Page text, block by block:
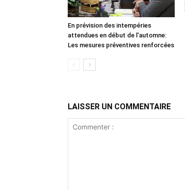
En prévision des intempéries
attendues en début de l’automne:
Les mesures préventives renforcées
LAISSER UN COMMENTAIRE